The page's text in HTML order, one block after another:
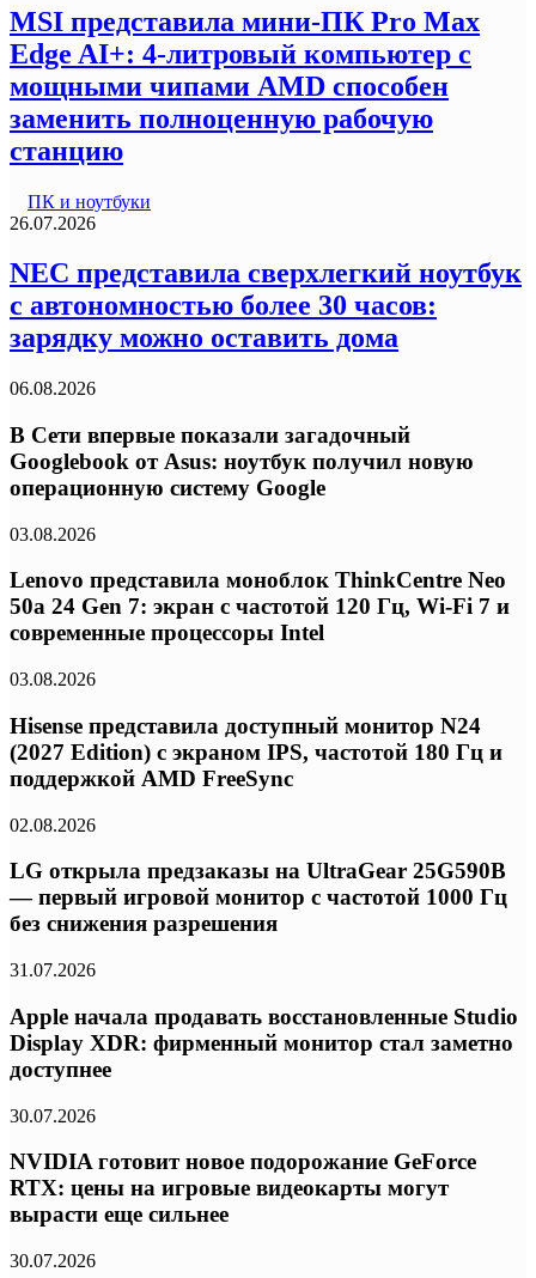
MSI представила мини-ПК Pro Max
Edge AI+: 4-литровый компьютер с
мощными чипами AMD способен
заменить полноценную рабочую
станцию
ПК и ноутбуки
26.07.2026
NEC представила сверхлегкий ноутбук
с автономностью более 30 часов:
зарядку можно оставить дома
06.08.2026
В Сети впервые показали загадочный
Googlebook от Asus: ноутбук получил новую
операционную систему Google
03.08.2026
Lenovo представила моноблок ThinkCentre Neo
50a 24 Gen 7: экран с частотой 120 Гц, Wi-Fi 7 и
современные процессоры Intel
03.08.2026
Hisense представила доступный монитор N24
(2027 Edition) с экраном IPS, частотой 180 Гц и
поддержкой AMD FreeSync
02.08.2026
LG открыла предзаказы на UltraGear 25G590B
— первый игровой монитор с частотой 1000 Гц
без снижения разрешения
31.07.2026
Apple начала продавать восстановленные Studio
Display XDR: фирменный монитор стал заметно
доступнее
30.07.2026
NVIDIA готовит новое подорожание GeForce
RTX: цены на игровые видеокарты могут
вырасти еще сильнее
30.07.2026